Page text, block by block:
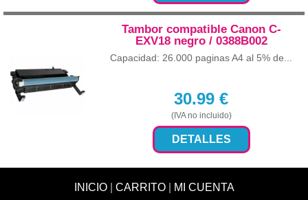
Tambor compatible Canon C-
EXV18 negro / 0388B002
Capacidad: 26.000 paginas A4 al 5% de...
30.99 €
(IVA no incluido)
DETALLES
INICIO| CARRITO|
MI CUENTA